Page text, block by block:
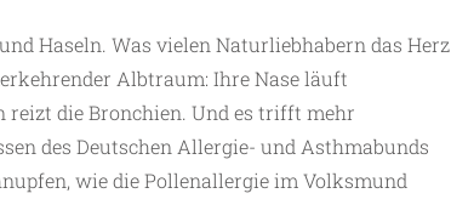
Haseln. Was vielen Naturliebhabern das Herz
Albtraum: Ihre Nase läuft
reizt die Bronchien. Und es trifft mehr
des Deutschen Allergie- und Asthmabunds
wie die Pollenallergie im Volksmund